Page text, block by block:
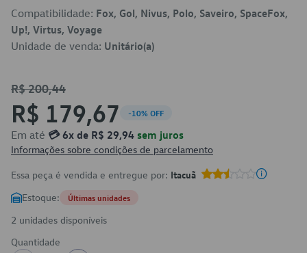
Compatibilidade: Fox, Gol, Nivus, Polo, Saveiro, SpaceFox,
Up!, Virtus, Voyage
Unidade de venda: Unitário(a)
R$ 200,44
R$ 179,67 -10% OFF
Em até 💳 6x de R$ 29,94 sem juros
Informações sobre condições de parcelamento
Essa peça é vendida e entregue por: Itacuã
Estoque: Últimas unidades
2 unidades disponíveis
Quantidade